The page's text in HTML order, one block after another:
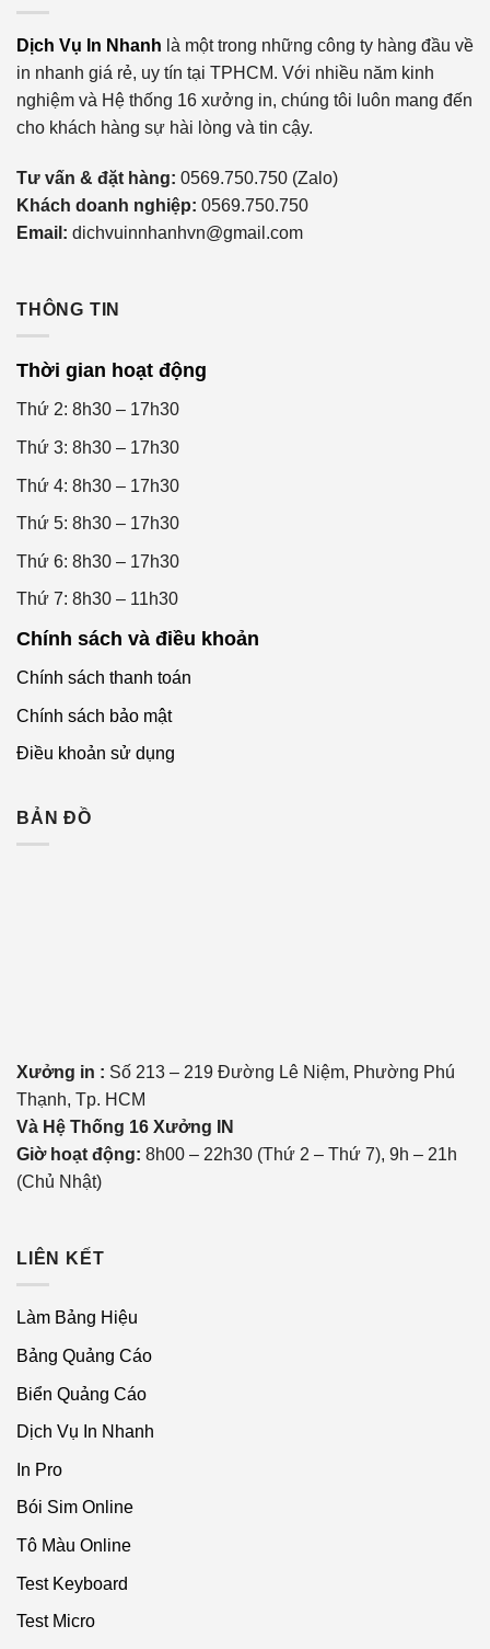
Dịch Vụ In Nhanh là một trong những công ty hàng đầu về
in nhanh giá rẻ, uy tín tại TPHCM. Với nhiều năm kinh
nghiệm và Hệ thống 16 xưởng in, chúng tôi luôn mang đến
cho khách hàng sự hài lòng và tin cậy.
Tư vấn & đặt hàng: 0569.750.750 (Zalo)
Khách doanh nghiệp: 0569.750.750
Email: dichvuinnhanhvn@gmail.com
THÔNG TIN
Thời gian hoạt động
Thứ 2: 8h30 – 17h30
Thứ 3: 8h30 – 17h30
Thứ 4: 8h30 – 17h30
Thứ 5: 8h30 – 17h30
Thứ 6: 8h30 – 17h30
Thứ 7: 8h30 – 11h30
Chính sách và điều khoản
Chính sách thanh toán
Chính sách bảo mật
Điều khoản sử dụng
BẢN ĐỒ
Xưởng in : Số 213 – 219 Đường Lê Niệm, Phường Phú
Thạnh, Tp. HCM
Và Hệ Thống 16 Xưởng IN
Giờ hoạt động: 8h00 – 22h30 (Thứ 2 – Thứ 7), 9h – 21h
(Chủ Nhật)
LIÊN KẾT
Làm Bảng Hiệu
Bảng Quảng Cáo
Biển Quảng Cáo
Dịch Vụ In Nhanh
In Pro
Bói Sim Online
Tô Màu Online
Test Keyboard
Test Micro